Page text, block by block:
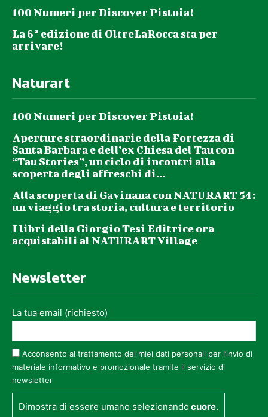
100 Numeri per Discover Pistoia!
La 6ª edizione di OltreLaRocca sta per
arrivare!
Naturart
100 Numeri per Discover Pistoia!
Aperture straordinarie della Fortezza di
Santa Barbara e dell’ex Chiesa del Tau con
“Tau Stories”, un ciclo di incontri alla
scoperta degli affreschi di...
Alla scoperta di Gavinana con NATURART 54:
un viaggio tra storia, cultura e territorio
I libri della Giorgio Tesi Editrice ora
acquistabili al NATURART Village
Newsletter
La tua email (richiesto)
Acconsento al trattamento dei miei dati personali per l’invio di
materiale informativo e promozionale tramite il servizio di
newsletter
Dimostra di essere umano selezionandocuore.